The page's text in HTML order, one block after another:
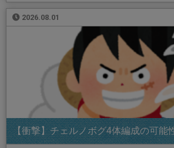
2026.08.01
【衝撃】チェルノボグ4体編成の可能